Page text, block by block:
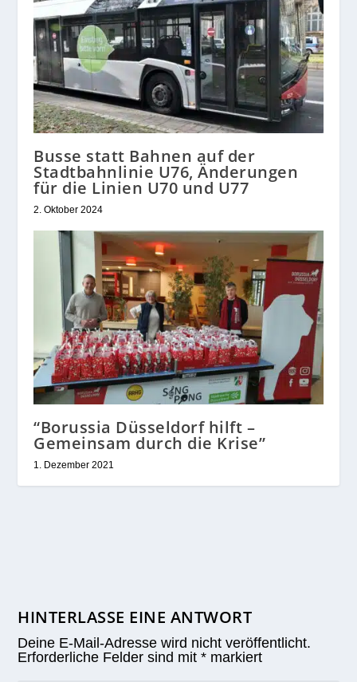
Busse statt Bahnen auf der
Stadtbahnlinie U76, Änderungen
für die Linien U70 und U77
2. Oktober 2024
“Borussia Düsseldorf hilft –
Gemeinsam durch die Krise”
1. Dezember 2021
HINTERLASSE EINE ANTWORT
Deine E-Mail-Adresse wird nicht veröffentlicht.
Erforderliche Felder sind mit* markiert